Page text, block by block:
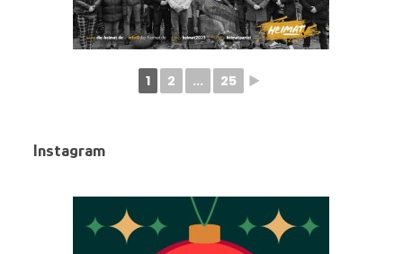
1 2 ... 25 ►
Instagram